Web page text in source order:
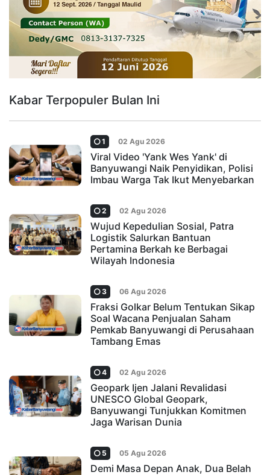
Kabar Terpopuler Bulan Ini
1 02 Agu 2026
Viral Video 'Yank Wes Yank' di
Banyuwangi Naik Penyidikan, Polisi
Imbau Warga Tak Ikut Menyebarkan
2 02 Agu 2026
Wujud Kepedulian Sosial, Patra
Logistik Salurkan Bantuan
Pertamina Berkah ke Berbagai
Wilayah Indonesia
3 06 Agu 2026
Fraksi Golkar Belum Tentukan Sikap
Soal Wacana Penjualan Saham
Pemkab Banyuwangi di Perusahaan
Tambang Emas
4 02 Agu 2026
Geopark Ijen Jalani Revalidasi
UNESCO Global Geopark,
Banyuwangi Tunjukkan Komitmen
Jaga Warisan Dunia
5 05 Agu 2026
Demi Masa Depan Anak, Dua Belah